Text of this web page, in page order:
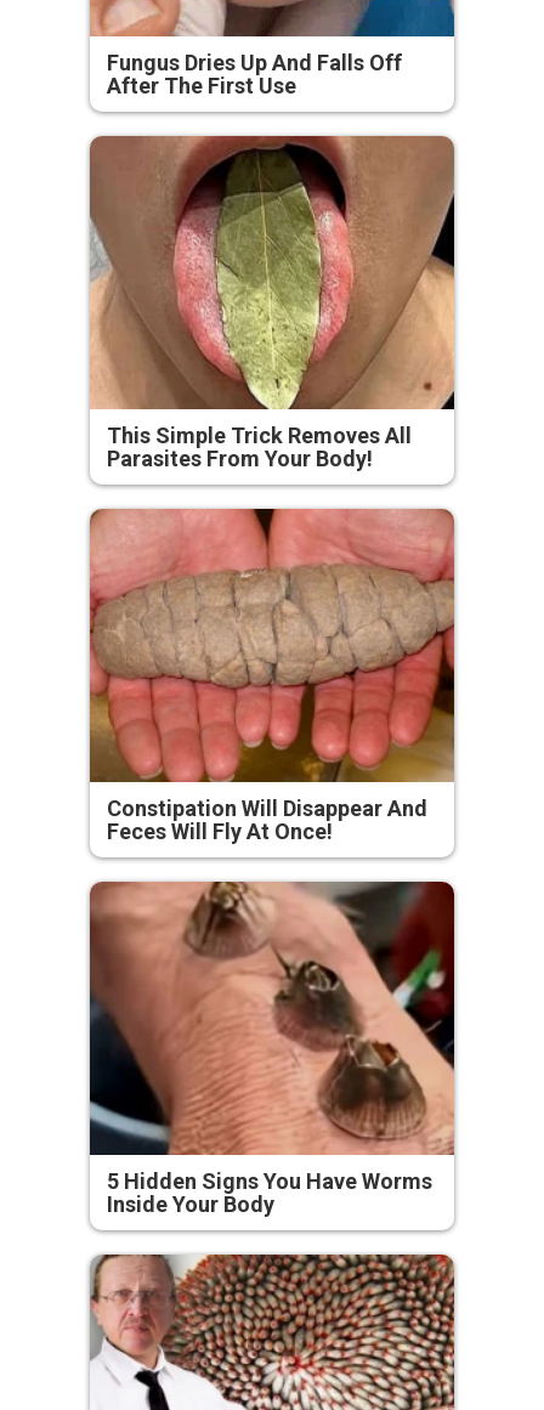
Fungus Dries Up And Falls Off
After The First Use
This Simple Trick Removes All
Parasites From Your Body!
Constipation Will Disappear And
Feces Will Fly At Once!
5 Hidden Signs You Have Worms
Inside Your Body